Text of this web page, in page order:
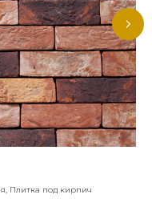
Плитка под кирпич